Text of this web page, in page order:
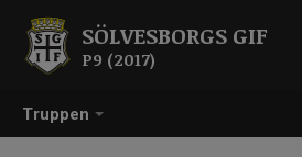
Truppen
SÖLVESBORGS GIF
P9 (2017)